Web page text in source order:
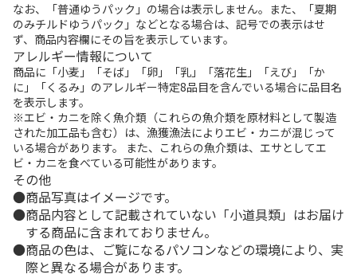
なお、「普通ゆうパック」の場合は表示しません。また、「夏期
のみチルドゆうパック」などとなる場合は、記号での表示はせ
ず、商品内容欄にその旨を表示しています。
アレルギー情報について
商品に「小麦」「そば」「卵」「乳」「落花生」「えび」「か
に」「くるみ」のアレルギー特定8品目を含んでいる場合に品目名
を表示します。
※エビ・カニを除く魚介類（これらの魚介類を原材料として製造
された加工品も含む）は、漁獲漁法によりエビ・カニが混じって
いる場合があります。 また、これらの魚介類は、エサとしてエ
ビ・カニを食べている可能性があります。
その他
商品写真はイメージです。
商品内容として記載されていない「小道具類」はお届け
する商品に含まれておりません。
商品の色は、ご覧になるパソコンなどの環境により、実
際と異なる場合があります。